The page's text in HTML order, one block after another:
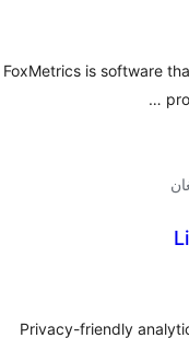
FoxMetrics is software
Privacy-friendly